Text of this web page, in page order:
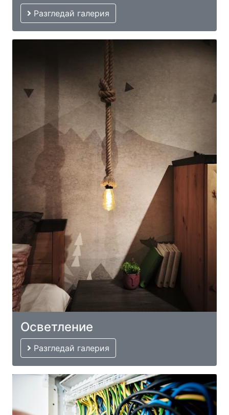
Разгледай галерия
Осветление
Разгледай галерия